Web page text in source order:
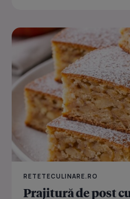
RETETECULINARE.RO
Prajitură de post